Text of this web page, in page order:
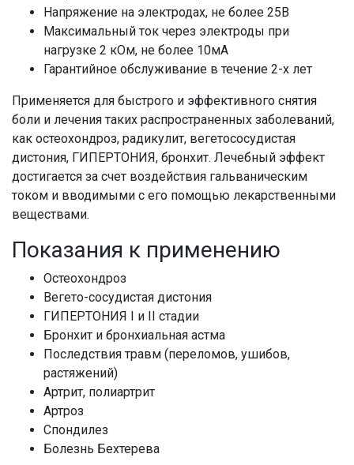
Напряжение на электродах, не более 25В
Максимальный ток через электроды при
нагрузке 2 кОм, не более 10мА
Гарантийное обслуживание в течение 2-х лет
Применяется для быстрого и эффективного снятия
боли и лечения таких распространенных заболеваний,
как остеохондроз, радикулит, вегетососудистая
дистония, ГИПЕРТОНИЯ, бронхит. Лечебный эффект
достигается за счет воздействия гальваническим
током и вводимыми с его помощью лекарственными
веществами.
Показания к применению
Остеохондроз
Вегето-сосудистая дистония
ГИПЕРТОНИЯ I и II стадии
Бронхит и бронхиальная астма
Последствия травм (переломов, ушибов,
растяжений)
Артрит, полиартрит
Артроз
Спондилез
Болезнь Бехтерева